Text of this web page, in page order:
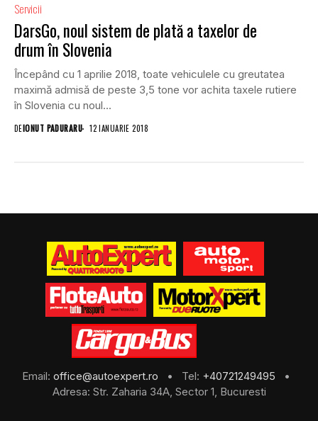
Servicii
DarsGo, noul sistem de plată a taxelor de
drum în Slovenia
Începând cu 1 aprilie 2018, toate vehiculele cu greutatea
maximă admisă de peste 3,5 tone vor achita taxele rutiere
în Slovenia cu noul...
DEIONUT PADURARU 12 IANUARIE 2018
Email: office@autoexpert.ro • Tel: +40721249495
•
Adresa: Str. Zaharia 34A, Sector 1, Bucuresti